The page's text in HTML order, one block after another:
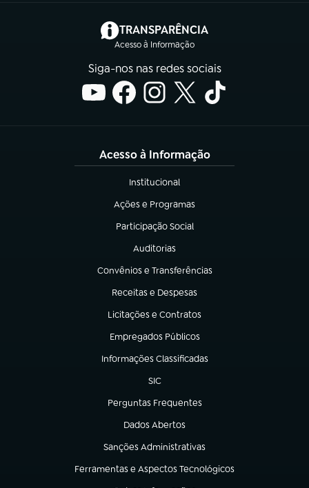
TRANSPARÊNCIA
Acesso à Informação
(abre em nova aba)
Siga-nos nas redes sociais
Acesso à Informação
Institucional
(abre em nova aba)
Ações e Programas
(abre em nova aba)
Participação Social
(abre em nova aba)
Auditorias
(abre em nova aba)
Convênios e Transferências
(abre em nova aba)
Receitas e Despesas
(abre em nova aba)
Licitações e Contratos
(abre em nova aba)
Empregados Públicos
(abre em nova aba)
Informações Classificadas
(abre em nova aba)
SIC
(abre em nova aba)
Perguntas Frequentes
(abre em nova aba)
Dados Abertos
(abre em nova aba)
Sanções Administrativas
(abre em nova aba)
Ferramentas e Aspectos Tecnológicos
(abre em nova aba)